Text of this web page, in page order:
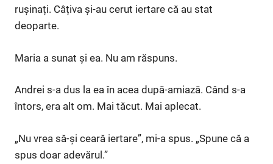
rușinați. Câțiva și-au cerut iertare că au stat
deoparte.
Maria a sunat și ea. Nu am răspuns.
Andrei s-a dus la ea în acea după-amiază. Când s-a
întors, era alt om. Mai tăcut. Mai aplecat.
„Nu vrea să-și ceară iertare”, mi-a spus. „Spune că a
spus doar adevărul.”